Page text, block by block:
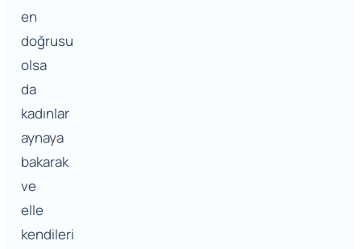
en
doğrusu
olsa
da
kadınlar
aynaya
bakarak
ve
elle
kendileri